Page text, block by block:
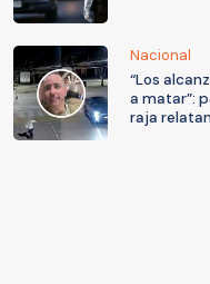
Nacional
“Los
a matar”:
raja